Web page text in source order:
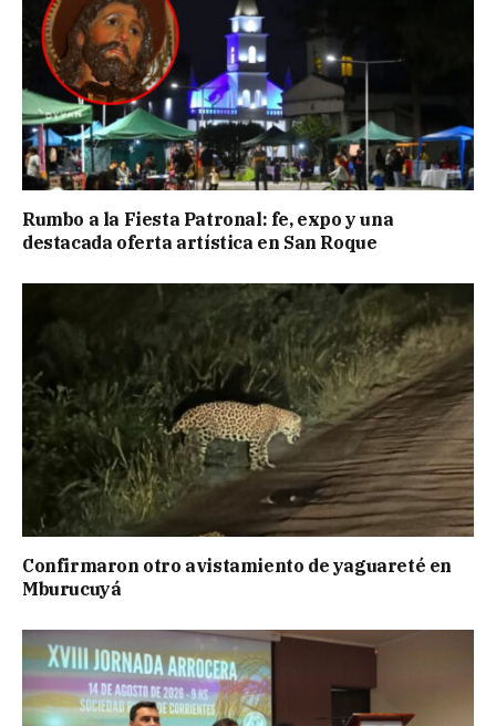
Rumbo a la Fiesta Patronal: fe, expo y una
destacada oferta artística en San Roque
Confirmaron otro avistamiento de yaguareté en
Mburucuyá